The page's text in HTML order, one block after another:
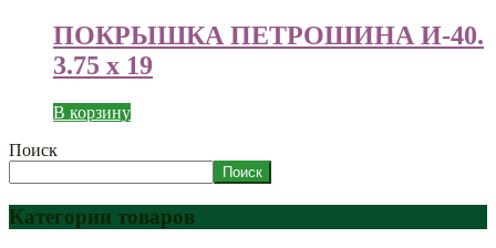
ПОКРЫШКА ПЕТРОШИНА И-40.
3.75 х 19
В корзину
Поиск
Поиск
Категории товаров